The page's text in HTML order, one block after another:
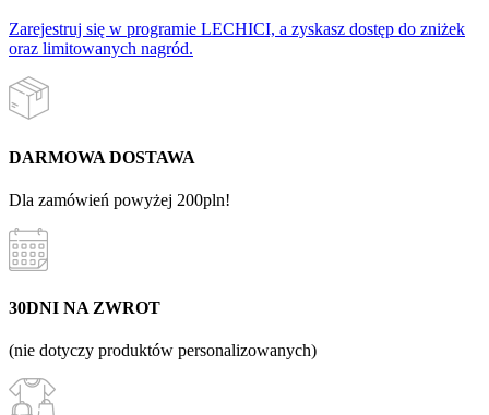
Zarejestruj się w programie LECHICI, a zyskasz dostęp do zniżek
oraz limitowanych nagród.
DARMOWA DOSTAWA
Dla zamówień powyżej 200pln!
30DNI NA ZWROT
(nie dotyczy produktów personalizowanych)